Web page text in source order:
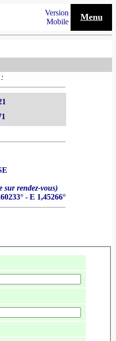
Version
Mobile
Menu
sur rendez-vous)
- E 1,45266°